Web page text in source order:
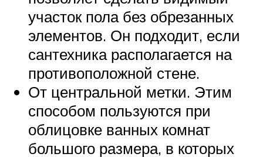
участок пола без обрезанных
элементов. Он подходит, если
сантехника располагается на
противоположной стене.
От центральной метки. Этим
способом пользуются при
облицовке ванных комнат
большого размера, в которых